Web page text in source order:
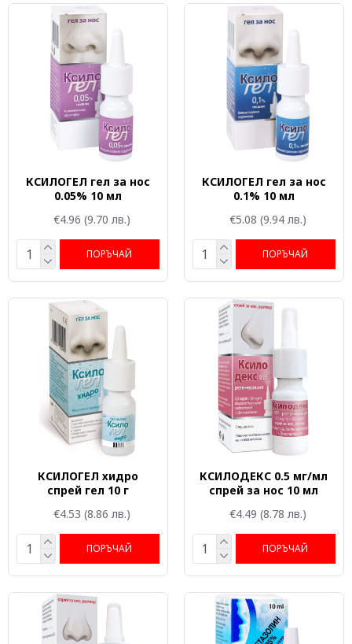
КСИЛОГЕЛ гел за нос
0.05% 10 мл
€4.96 (9.70 лв.)
ПОРЪЧАЙ
КСИЛОГЕЛ гел за нос
0.1% 10 мл
€5.08 (9.94 лв.)
ПОРЪЧАЙ
КСИЛОГЕЛ хидро
спрей гел 10 г
€4.53 (8.86 лв.)
ПОРЪЧАЙ
КСИЛОДЕКС 0.5 мг/мл
спрей за нос 10 мл
€4.49 (8.78 лв.)
ПОРЪЧАЙ